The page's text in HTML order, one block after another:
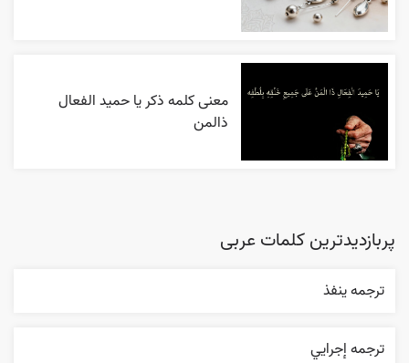
معنی کلمه ذکر یا حمید الفعال
ذالمن
پربازدیدترین کلمات عربی
ترجمه ينفذ
ترجمه إجرایي